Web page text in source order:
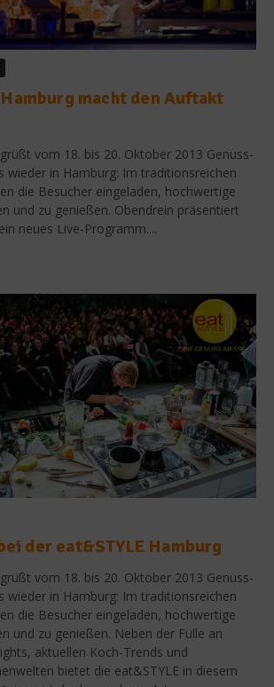
Hamburg macht den Auftakt
vom 18. bis 20. Oktober 2013 Genuss-
wieder in Hamburg: Im traditionsreichen
die Besucher eingeladen, hochwertige
und zu genießen. Obendrein präsentiert
neues Live-Programm....
der eat&STYLE Hamburg
vom 18. bis 20. Oktober 2013 Genuss-
wieder in Hamburg: Im traditionsreichen
die Besucher eingeladen, hochwertige
und zu genießen. Neben der Fülle an
aktuellen Koch-Trends und
bietet die eat&STYLE in diesem